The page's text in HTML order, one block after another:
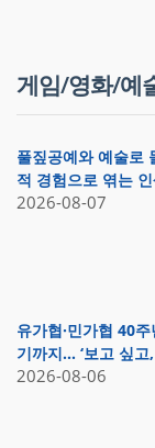
게임/영화/예
풀짚공예와 예술로
적 경험으로 엮는
2026-08-07
유가협·민가협 40
기까지… ‘보고 싶고
2026-08-06